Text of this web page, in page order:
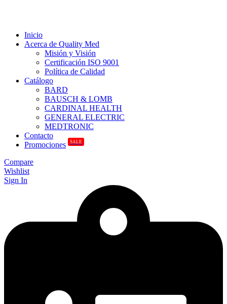
Inicio
Acerca de Quality Med
Misión y Visión
Certificación ISO 9001
Política de Calidad
Catálogo
BARD
BAUSCH & LOMB
CARDINAL HEALTH
GENERAL ELECTRIC
MEDTRONIC
Contacto
Promociones
SALE
Compare
Wishlist
Sign In